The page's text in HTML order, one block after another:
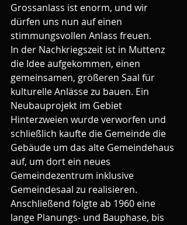
Grossanlass ist enorm, und wir
dürfen uns nun auf einen
stimmungsvollen Anlass freuen.
In der Nachkriegszeit ist in Muttenz
die Idee aufgekommen, einen
gemeinsamen, größeren Saal für
kulturelle Anlässe zu bauen. Ein
Neubauprojekt im Gebiet
Hinterzweien wurde verworfen und
schließlich kaufte die Gemeinde die
Gebäude um das alte Gemeindehaus
auf, um dort ein neues
Gemeindezentrum inklusive
Gemeindesaal zu realisieren.
Anschließend folgte ab 1960 eine
lange Planungs- und Bauphase, bis